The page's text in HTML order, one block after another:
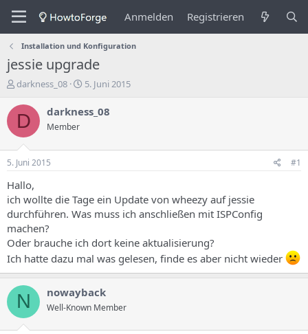
Anmelden Registrieren
Installation und Konfiguration
jessie upgrade
E
s
e
l
e
r
d
e
s
T
h
e
s
darkness_08
E
s
s
d
t
u
5. Juni 2015
D darkness_08
Member
5. Juni 2015 #1
Hallo,
ich wollte die Tage ein Update von wheezy auf jessie
durchführen. Was muss ich anschließen mit ISPConfig
machen?
Oder brauche ich dort keine aktualisierung?
Ich hatte dazu mal was gelesen, finde es aber nicht wieder
N nowayback
Well-Known Member